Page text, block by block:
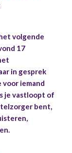
volgende
17
in gesprek
voor iemand
je vastloopt of
bent,